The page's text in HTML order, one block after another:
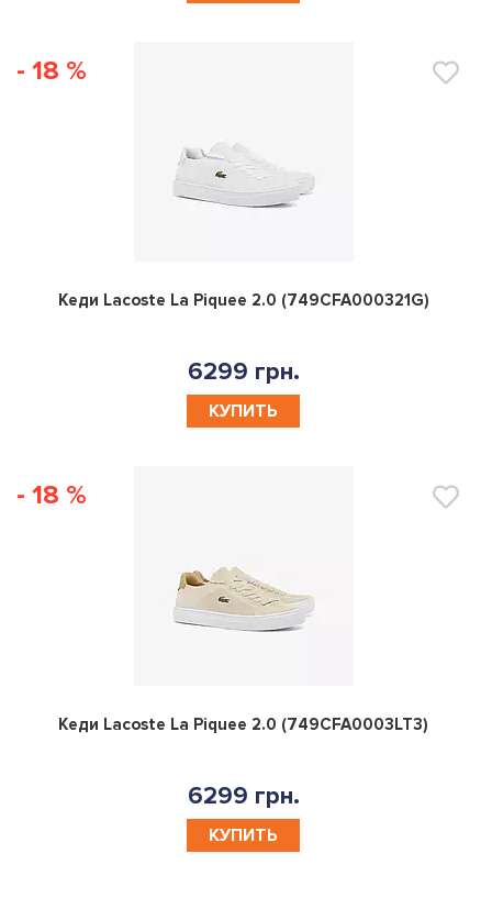
- 18 %
0
Кеди Lacoste La Piquee 2.0 (749CFA000321G)
6299 грн.
КУПИТЬ
- 18 %
0
Кеди Lacoste La Piquee 2.0 (749CFA0003LT3)
6299 грн.
КУПИТЬ